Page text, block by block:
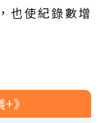
也使紀錄數增
》